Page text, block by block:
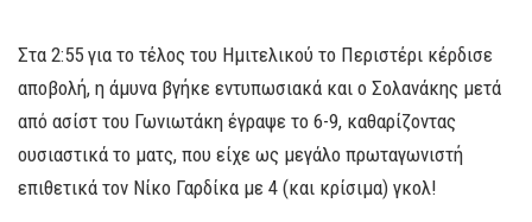
Στα 2:55 για το τέλος του Ημιτελικού το Περιστέρι κέρδισε
αποβολή, η άμυνα βγήκε εντυπωσιακά και ο Σολανάκης μετά
από ασίστ του Γωνιωτάκη έγραψε το 6-9, καθαρίζοντας
ουσιαστικά το ματς, που είχε ως μεγάλο πρωταγωνιστή
επιθετικά τον Νίκο Γαρδίκα με 4 (και κρίσιμα) γκολ!